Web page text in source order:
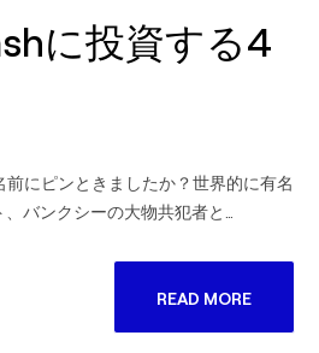
に投資する4
バンクシーの大物共犯者と…
READ MORE